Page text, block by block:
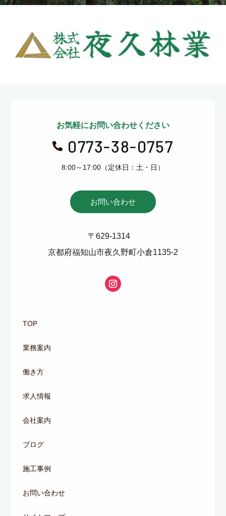
お気軽にお問い合わせください
 0773-38-0757
8:00～17:00（定休日：土・日）
お問い合わせ
〒629-1314
京都府福知山市夜久野町小倉1135-2
TOP
業務案内
働き方
求人情報
会社案内
ブログ
施工事例
お問い合わせ